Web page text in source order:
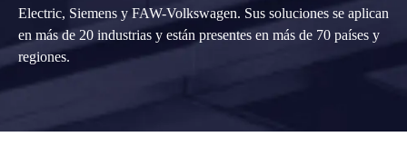
Electric, Siemens y FAW-Volkswagen. Sus soluciones se aplican
en más de 20 industrias y están presentes en más de 70 países y
regiones.